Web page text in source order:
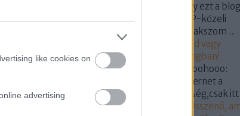
like cookies on
advertising
Nem tudom, hogy ezt a
és miért indította -bár LMP-közeli
személyre/csoportra gyanakszom ...
2019.03.07. 18:55
Hunvald vagy
Somogyi? Segítünk a castingban!
szekertabor:
@a nagy hohoohooo:
"Tudod hülyegyerek az internet a
könyvtár megfelelője féleség,csak
kell...(2019.03.07. 15:18
Összenő,